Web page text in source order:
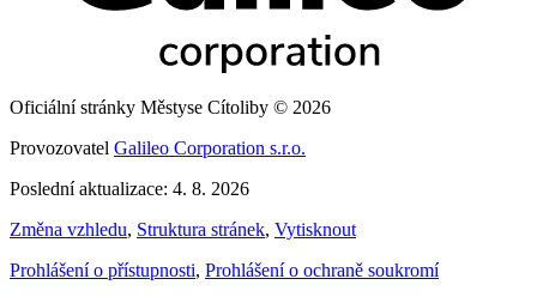
Oficiální stránky Městyse Cítoliby © 2026
Provozovatel Galileo Corporation s.r.o.
Poslední aktualizace: 4. 8. 2026
Změna vzhledu, Struktura stránek, Vytisknout
Prohlášení o přístupnosti, Prohlášení o ochraně soukromí